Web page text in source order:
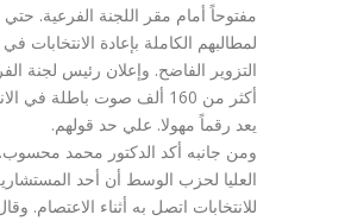
مفتوحاً أمام مقر اللجنة الفرعية. حتي
لمطالبهم الكاملة بإعادة الانتخابات في
التزوير الفاضح. وإعلان رئيس لجنة
أكثر من 160 ألف صوت باطلة في
يعد رقماً مهولا. علي حد قولهم.
ومن جانبه أكد الدكتور محمد محسوب.
العليا لحزب الوسط أن أحد المستشارين
للانتخابات اتصل به أثناء الاعتصام.